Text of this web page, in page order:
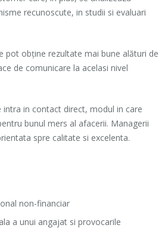
recunoscute, in studii si evaluari
pot obține rezultate mai bune alături de
de comunicare la acelasi nivel
in contact direct, modul in care
bunul mers al afacerii. Managerii
spre calitate si excelenta.
non-financiar
a unui angajat si provocarile